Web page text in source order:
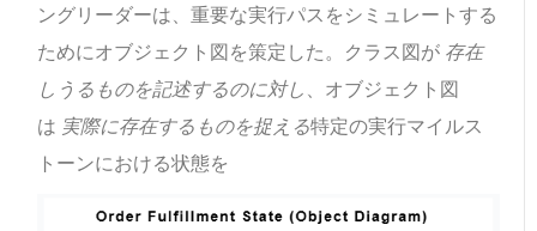
ングリーダーは、重要な実行パスをシミュレートする
ためにオブジェクト図を策定した。クラス図が 存在
しうるものを記述するのに対し、オブジェクト図
は 実際に存在するものを捉える特定の実行マイルス
トーンにおける状態を